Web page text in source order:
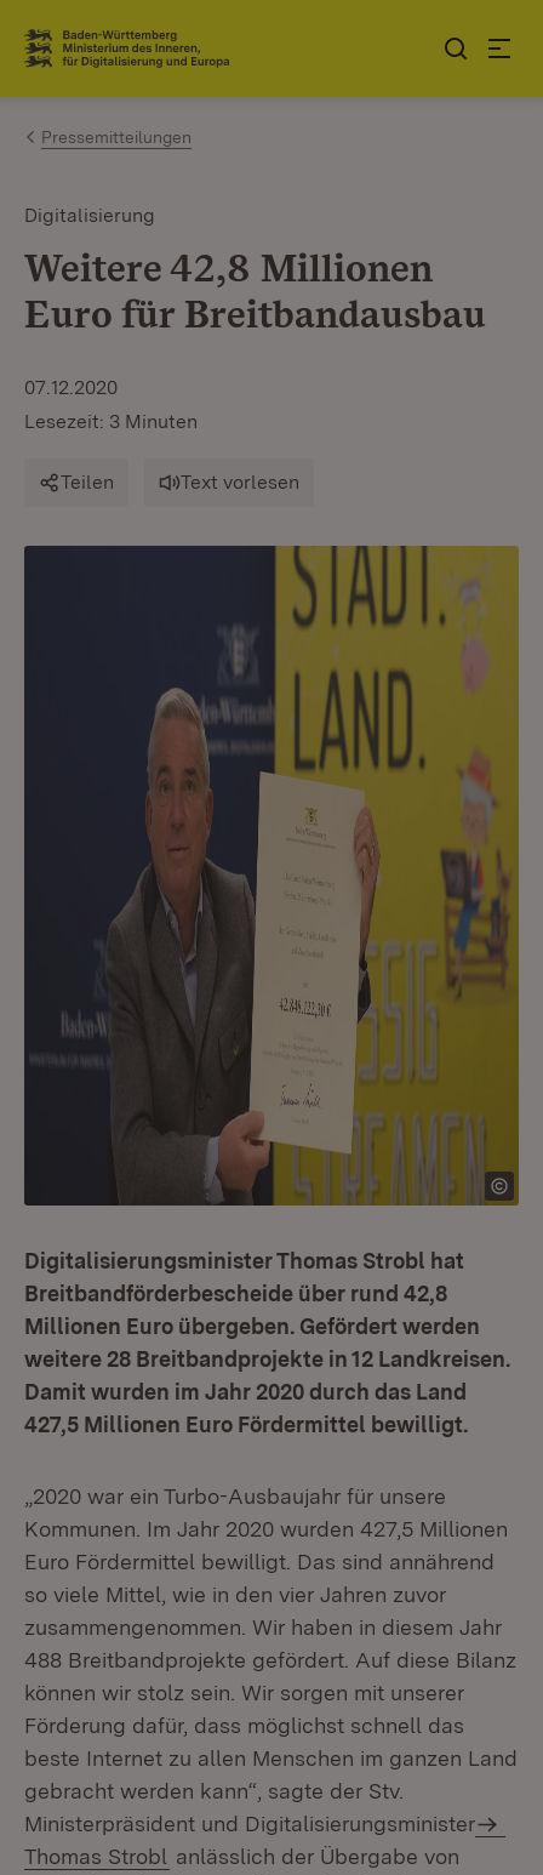
Zum Inhalt springen
Link zur Startseite
Pressemitteilungen
Digitalisierung
Weitere 42,8 Millionen
Euro für Breitbandausbau
07.12.2020
Lesezeit: 3 Minuten
Teilen Text vorlesen
Digitalisierungsminister Thomas Strobl hat
Breitbandförderbescheide über rund 42,8
Millionen Euro übergeben. Gefördert werden
weitere 28 Breitbandprojekte in 12 Landkreisen.
Damit wurden im Jahr 2020 durch das Land
427,5 Millionen Euro Fördermittel bewilligt.
„2020 war ein Turbo-Ausbaujahr für unsere
Kommunen. Im Jahr 2020 wurden 427,5 Millionen
Euro Fördermittel bewilligt. Das sind annährend
so viele Mittel, wie in den vier Jahren zuvor
zusammengenommen. Wir haben in diesem Jahr
488 Breitbandprojekte gefördert. Auf diese Bilanz
können wir stolz sein. Wir sorgen mit unserer
Förderung dafür, dass möglichst schnell das
beste Internet zu allen Menschen im ganzen Land
gebracht werden kann“, sagte der Stv.
Ministerpräsident und Digitalisierungsminister
Thomas Strobl anlässlich der Übergabe von